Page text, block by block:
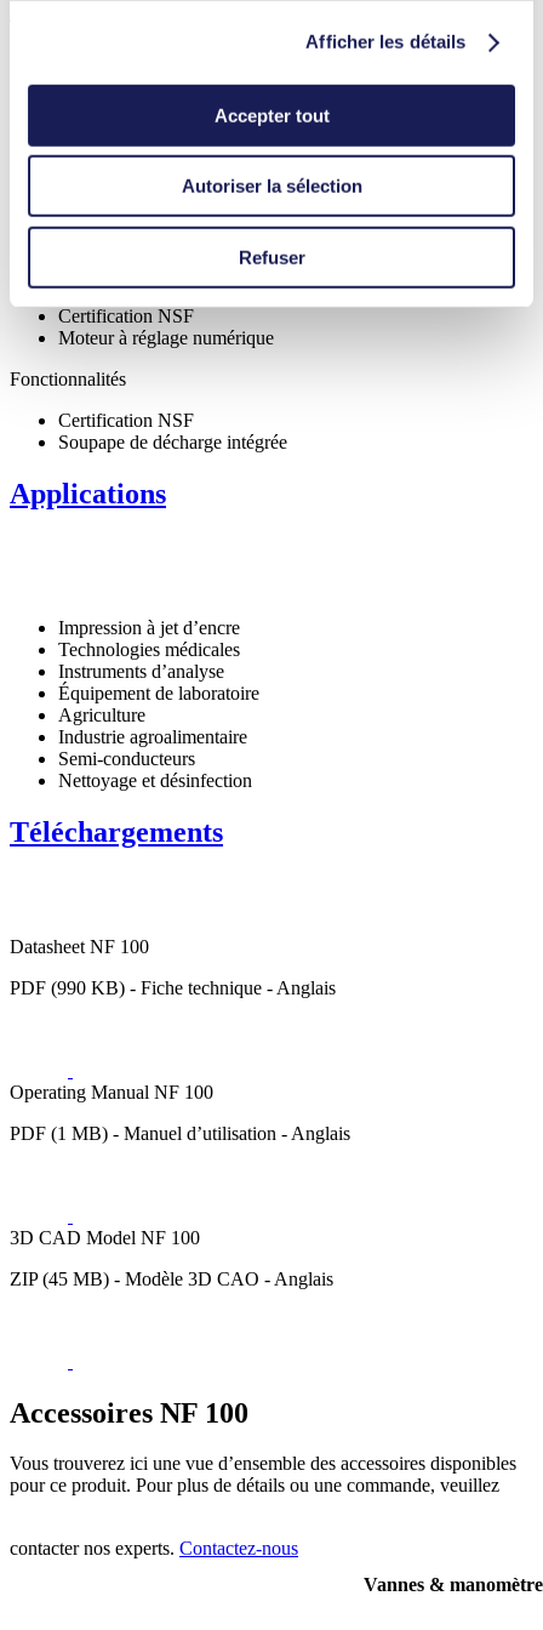
Afficher les détails
Accepter tout
Autoriser la sélection
Refuser
Fonctionnalités
Fiabilité exceptionnelle
Transfert sans contamination
Grande résistance aux fluides agressifs
Possibilité de fonctionnement à sec
Certification NSF
Moteur à réglage numérique
Fonctionnalités
Certification NSF
Soupape de décharge intégrée
Applications
Impression à jet d’encre
Technologies médicales
Instruments d’analyse
Équipement de laboratoire
Agriculture
Industrie agroalimentaire
Semi-conducteurs
Nettoyage et désinfection
Téléchargements
Datasheet NF 100
PDF (990 KB) - Fiche technique - Anglais
Operating Manual NF 100
PDF (1 MB) - Manuel d’utilisation - Anglais
3D CAD Model NF 100
ZIP (45 MB) - Modèle 3D CAO - Anglais
Accessoires NF 100
Vous trouverez ici une vue d’ensemble des accessoires disponibles
pour ce produit. Pour plus de détails ou une commande, veuillez
contacter nos experts. Contactez-nous
Vannes &